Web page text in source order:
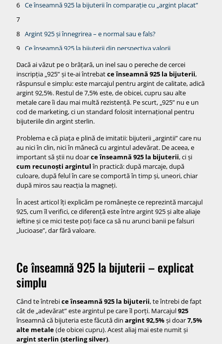
Ce înseamnă 925 la bijuterii în comparație cu „argint placat”
Argint 925 și înnegrirea – e normal sau e fals?
Ce înseamnă 925 la bijuterii din perspectiva valorii
Cum recunoști argintul 925 – trucuri simple pe care le poți
folosi
1. Verifică marcajul 925 (primul pas obligatoriu)
2. Testul cu magnetul
3. Culoarea și „luciu-ul” argintului
5. Reacția pielii (dar cu multă atenție)
Cum cumperi bijuterii din argint 925 fără să fii păcălit
Cumpără de la magazine / site-uri cu reputație
Caută informații clare în descriere
Întreabă de certificat sau garanție
Cum cureți bijuteriile din argint 925 ca să arate iar ca noi
1. Lavetă specială pentru argint
3. Truc simplu acasă (variantă blândă)
Concluzie – de ce contează să știi ce înseamnă 925 la bijuterii
Dacă ai văzut pe o brățară, un inel sau o pereche de cercei
inscripția „925” și te-ai întrebatce înseamnă 925 la bijuterii,
răspunsul e simplu: este marcajul pentru argint de calitate, adică
argint 92,5%. Restul de 7,5% este, de obicei, cupru sau alte
metale care îi dau mai multă rezistență. Pe scurt, „925” nu e un
cod de marketing, ci un standard folosit internațional pentru
bijuteriile din argint sterlin.
Problema e că piața e plină de imitatii: bijuterii „argintii” care nu
au nici în clin, nici în mânecă cu argintul adevărat. De aceea, e
important să știi nu doarce înseamnă 925 la bijuterii, ci și
cum recunoști argintulîn practică: după marcaje, după
culoare, după felul în care se comportă în timp și, uneori, chiar
după miros sau reacția la magneți.
În acest articol îți explicăm pe românește ce reprezintă marcajul
925, cum îl verifici, ce diferență este între argint 925 și alte aliaje
ieftine și ce mici teste poți face ca să nu arunci banii pe falsuri
„lucioase”, dar fără valoare.
Ce înseamnă 925 la bijuterii – explicat
simplu
Când te întrebice înseamnă 925 la bijuterii, te întrebi de fapt
cât de „adevărat” este argintul pe care îl porți. Marcajul925
înseamnă că bijuteria este făcută din argint 92,5%și doar7,5%
alte metale(de obicei cupru). Acest aliaj mai este numit și
argint sterlin (sterling silver).